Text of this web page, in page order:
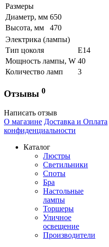
Размеры
Диаметр, мм 650
Высота, мм
470
Электрика (лампы)
Тип цоколя
Е14
Мощность лампы, W 40
Количество ламп
3
Отзывы 0
Написать отзыв
О магазине Доставка и Оплата
конфиденциальности
Каталог
Люстры
Светильники
Споты
Бра
Настольные
лампы
Торшеры
Уличное
освещение
Производители